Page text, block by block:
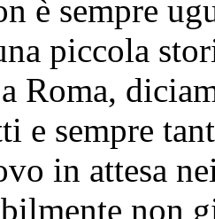
è sempre
piccola
Roma,
e sempre
in attesa
non